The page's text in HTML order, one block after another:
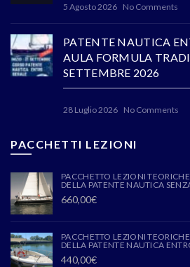
5 Agosto 2026 No Comments
PATENTE NAUTICA
AULA FORMULA
SETTEMBRE 2026
28 Luglio 2026 No Comments
PACCHETTI LEZIONI
PACCHETTO LEZIONI
DELLA PATENTE NAUTICA
660,00€
PACCHETTO LEZIONI
DELLA PATENTE NAUTICA
440,00€